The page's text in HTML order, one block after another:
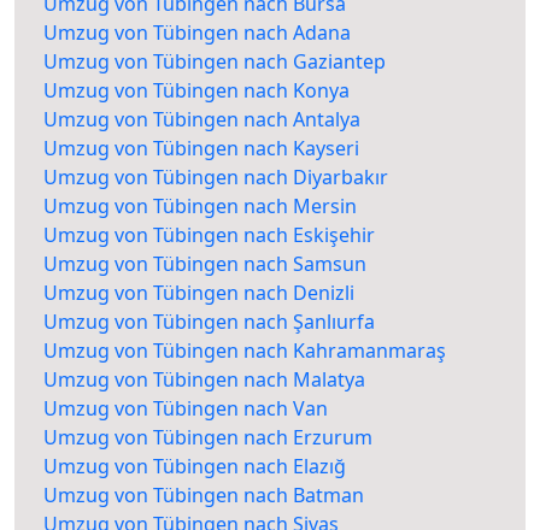
Umzug von Tübingen nach Adana
Umzug von Tübingen nach Gaziantep
Umzug von Tübingen nach Konya
Umzug von Tübingen nach Antalya
Umzug von Tübingen nach Kayseri
Umzug von Tübingen nach Diyarbakır
Umzug von Tübingen nach Mersin
Umzug von Tübingen nach Eskişehir
Umzug von Tübingen nach Samsun
Umzug von Tübingen nach Denizli
Umzug von Tübingen nach Şanlıurfa
Umzug von Tübingen nach Kahramanmaraş
Umzug von Tübingen nach Malatya
Umzug von Tübingen nach Van
Umzug von Tübingen nach Erzurum
Umzug von Tübingen nach Elazığ
Umzug von Tübingen nach Batman
Umzug von Tübingen nach Sivas